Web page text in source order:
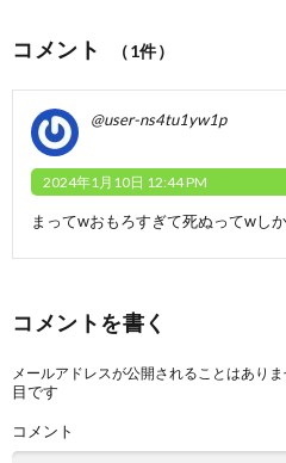
コメント （1件）
@user-ns4tu1yw1p
2024年1月10日 12:44 PM
まってwおもろすぎて死ぬってwし
コメントを書く
メールアドレスが公開されることはありま
目です
コメント